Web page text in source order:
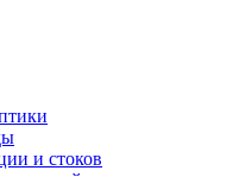
и стоков